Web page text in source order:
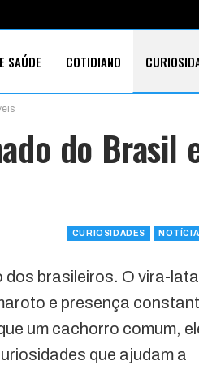
SAÚDE COTIDIANO
do Brasil
CURIOSIDADES
dos brasileiros. O vira-lata
e presença
um cachorro comum,
que ajudam a